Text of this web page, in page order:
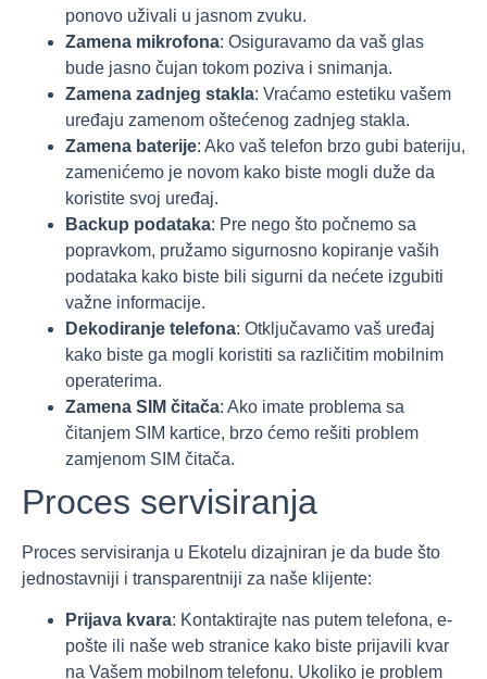
ponovo uživali u jasnom zvuku.
Zamena mikrofona: Osiguravamo da vaš glas
bude jasno čujan tokom poziva i snimanja.
Zamena zadnjeg stakla: Vraćamo estetiku vašem
uređaju zamenom oštećenog zadnjeg stakla.
Zamena baterije: Ako vaš telefon brzo gubi bateriju,
zamenićemo je novom kako biste mogli duže da
koristite svoj uređaj.
Backup podataka: Pre nego što počnemo sa
popravkom, pružamo sigurnosno kopiranje vaših
podataka kako biste bili sigurni da nećete izgubiti
važne informacije.
Dekodiranje telefona: Otključavamo vaš uređaj
kako biste ga mogli koristiti sa različitim mobilnim
operaterima.
Zamena SIM čitača: Ako imate problema sa
čitanjem SIM kartice, brzo ćemo rešiti problem
zamjenom SIM čitača.
Proces servisiranja
Proces servisiranja u Ekotelu dizajniran je da bude što
jednostavniji i transparentniji za naše klijente:
Prijava kvara: Kontaktirajte nas putem telefona, e-
pošte ili naše web stranice kako biste prijavili kvar
na Vašem mobilnom telefonu. Ukoliko je problem